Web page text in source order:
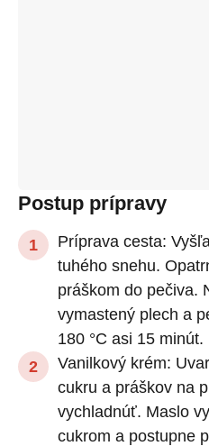
Postup prípravy
Príprava cesta:
tuhého snehu.
práškom do pečiva.
vymastený plech a
180 °C asi 15
Vanilkový krém:
cukru a práškov na
vychladnúť. Maslo
cukrom a postupne